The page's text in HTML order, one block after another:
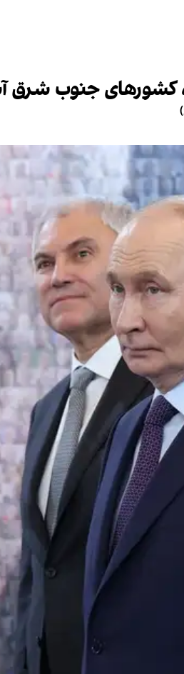
کشورهای جنوب شرق